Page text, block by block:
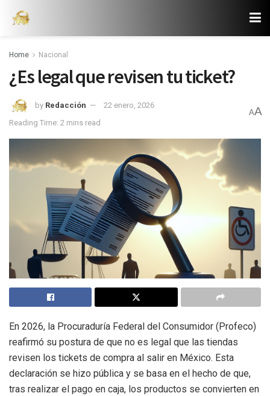
Home Nacional
¿Es legal que revisen tu ticket?
by Redacción
22 enero, 2026
Reading Time: 2 mins read
AA
En 2026, la Procuraduría Federal del Consumidor (Profeco)
reafirmó su postura de que no es legal que las tiendas
revisen los tickets de compra al salir en México. Esta
declaración se hizo pública y se basa en el hecho de que,
tras realizar el pago en caja, los productos se convierten en